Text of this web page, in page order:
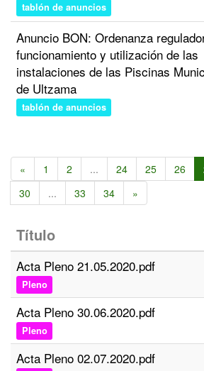
tablón de anuncios
Anuncio BON: Ordenanza
funcionamiento y utilización de las
instalaciones de las Piscinas
de Ultzama
tablón de anuncios
« 1 2 ... 24 25 26
30
... 33 34 »
Título
Acta Pleno 21.05.2020.pdf
Pleno
Acta Pleno 30.06.2020.pdf
Pleno
Acta Pleno 02.07.2020.pdf